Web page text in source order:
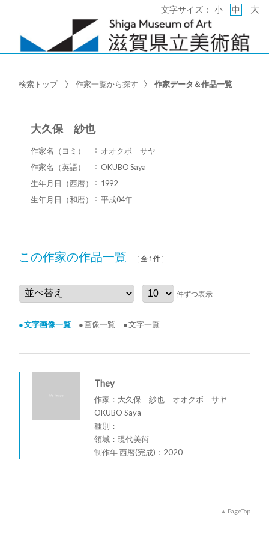
文字サイズ： 小 中 大
検索トップ 作家一覧から探す 作家データ＆作品一覧
大久保 紗也
作家名（ヨミ）
オオクボ サヤ
作家名（英語）
OKUBO Saya
生年月日（西暦）
1992
生年月日（和暦）
平成04年
この作家の作品一覧 ［全1件］
件ずつ表示
文字画像一覧 画像一覧 文字一覧
They
作家：大久保 紗也 オオクボ サヤ
OKUBO Saya
種別：
領域：現代美術
制作年 西暦(完成)：2020
PageTop